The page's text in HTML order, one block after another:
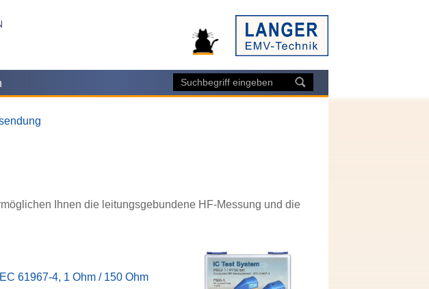
Ihnen die leitungsgebundene HF-Messung und die
61967-4, 1 Ohm / 150 Ohm